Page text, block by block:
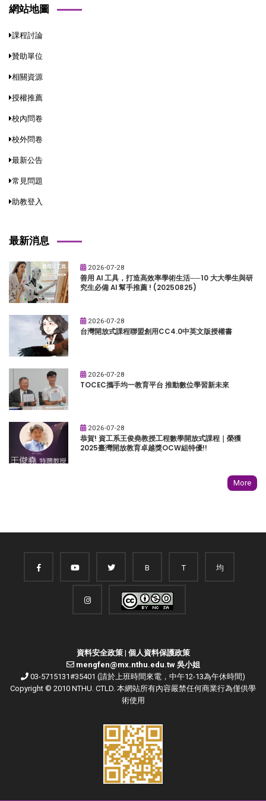
網站地圖
課程討論
贊助單位
相關資源
授權推薦
校內問卷
校外問卷
最新公告
常見問題
助教登入
最新消息
2026-07-28
善用 AI 工具，打造高效率學術生活──10 大大學生與研
究生必備 AI 幫手推薦 ! (20250825)
2026-07-28
台灣開放式課程聯盟創用CC4.0中英文版授權書
2026-07-28
TOCEC攜手均一教育平台 推動數位學習新未來
2026-07-28
恭賀! 資工系王俊堯教授工程數學開放式課程｜榮獲
2025臺灣開放教育卓越獎OCW組特優!!
More
B T 均
資料安全政策| 個人資料保護政策
mengfen@mx.nthu.edu.tw 吳小姐
03-5715131#35401 (請於上班時間來電，中午12-13為午休時間)
Copyright © 2010 NTHU. CTLD. 本網站所有內容嚴禁任何商業行為僅供學
術使用